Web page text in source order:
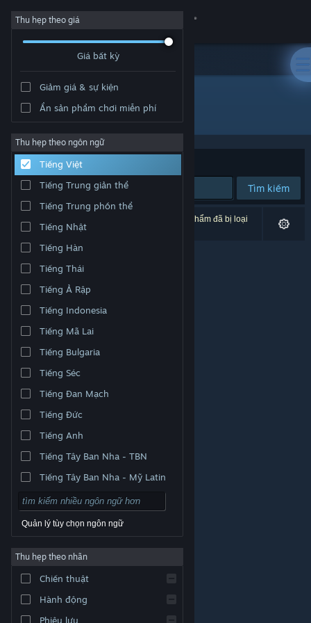
Đăng nhập
Cộng đồng
Thông tin
Hỗ trợ
Thay đổi ngôn ngữ
Cài ứng dụng Steam di động
Xem web cho desktop
thương hiệu là tài sản của chủ sở hữu tương ứng tại
Pháp lý
Hỗ trợ tiếp cận
ký Steam
|Hoàn tiền|
Thu hẹp theo giá
Giá bất kỳ
Giảm giá & sự kiện
Ẩn sản phẩm chơi miễn phí
Thu hẹp theo ngôn ngữ
Tiếng Việt
Tiếng Trung giản thể
Tiếng Trung phồn thể
Tiếng Nhật
Tiếng Hàn
Tiếng Thái
Tiếng Ả Rập
Tiếng Indonesia
Tiếng Mã Lai
Tiếng Bulgaria
Tiếng Séc
Tiếng Đan Mạch
Tiếng Đức
Tiếng Anh
Tiếng Tây Ban Nha - TBN
Tiếng Tây Ban Nha - Mỹ Latin
Quản lý tùy chọn ngôn ngữ
Thu hẹp theo nhãn
Chiến thuật
Hành động
Phiêu lưu
Nhà phát triển: Glitchr Studio
Xếp theo Độ liên quan
Tìm kiếm
0 kết quả phù hợp tìm kiếm của bạn. 4 tựa sản phẩm đã bị loại
trừ dựa trên tùy chỉnh của bạn.